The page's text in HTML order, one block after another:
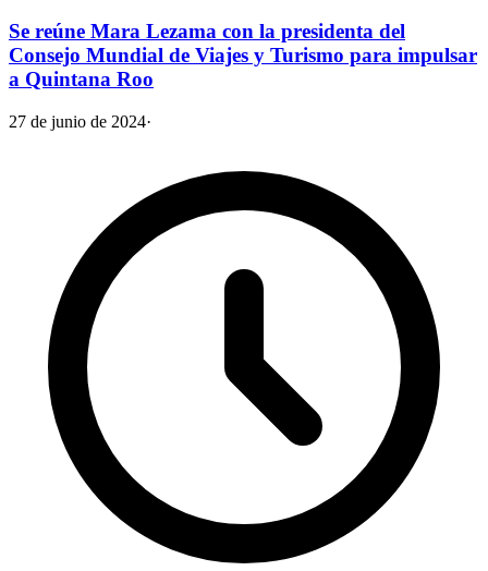
Se reúne Mara Lezama con la presidenta del
Consejo Mundial de Viajes y Turismo para impulsar
a Quintana Roo
27 de junio de 2024·